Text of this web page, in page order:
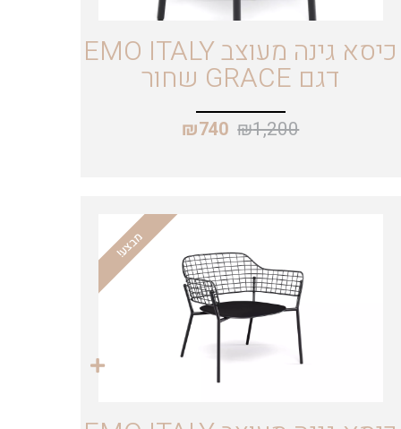
כיסא גינה מעוצב EMO ITALY
דגם GRACE שחור
₪1,200
₪740
מבצע!